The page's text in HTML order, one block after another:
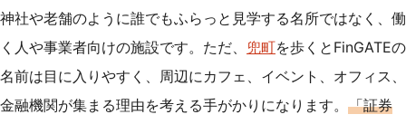
神社や老舗のように誰でもふらっと見学する名所ではなく、働
く人や事業者向けの施設です。ただ、 兜町を歩くとFinGATEの
名前は目に入りやすく、周辺にカフェ、イベント、オフィス、
金融機関が集まる理由を考える手がかりになります。 「証券